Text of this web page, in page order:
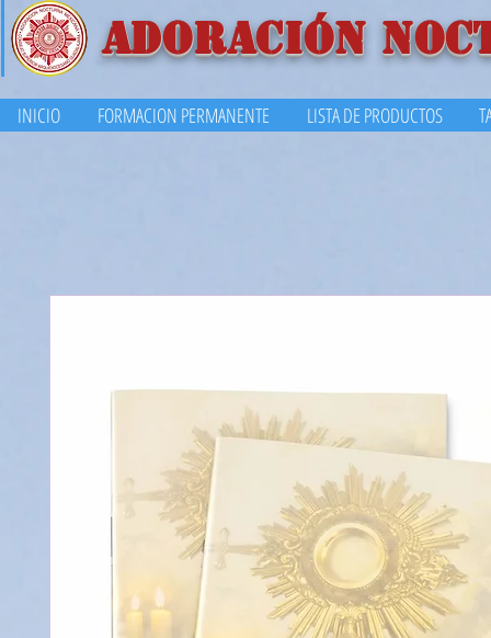
ADORACIÓN
INICIO FORMACION PERMANENTE LISTA DE PRODUCTOS